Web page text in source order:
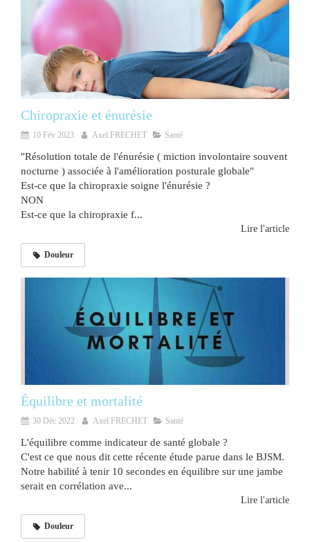
Chiropraxie et énurésie
10 Fév 2023 Axel FRECHET Santé
"Résolution totale de l'énurésie ( miction involontaire souvent
nocturne ) associée à l'amélioration posturale globale"
Est-ce que la chiropraxie soigne l'énurésie ?
NON
Est-ce que la chiropraxie f...
Lire l'article
Douleur
Équilibre et mortalité
30 Déc 2022 Axel FRECHET Santé
L'équilibre comme indicateur de santé globale ?
C'est ce que nous dit cette récente étude parue dans le BJSM.
Notre habilité à tenir 10 secondes en équilibre sur une jambe
serait en corrélation ave...
Lire l'article
Douleur